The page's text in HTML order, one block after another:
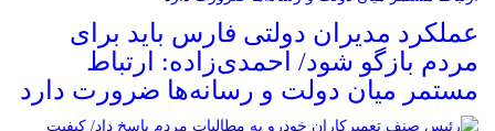
عملکرد مدیران دولتی فارس باید برای
مردم بازگو شود/ احمدی‌زاده: ارتباط
مستمر میان دولت و رسانه‌ها ضرورت دارد